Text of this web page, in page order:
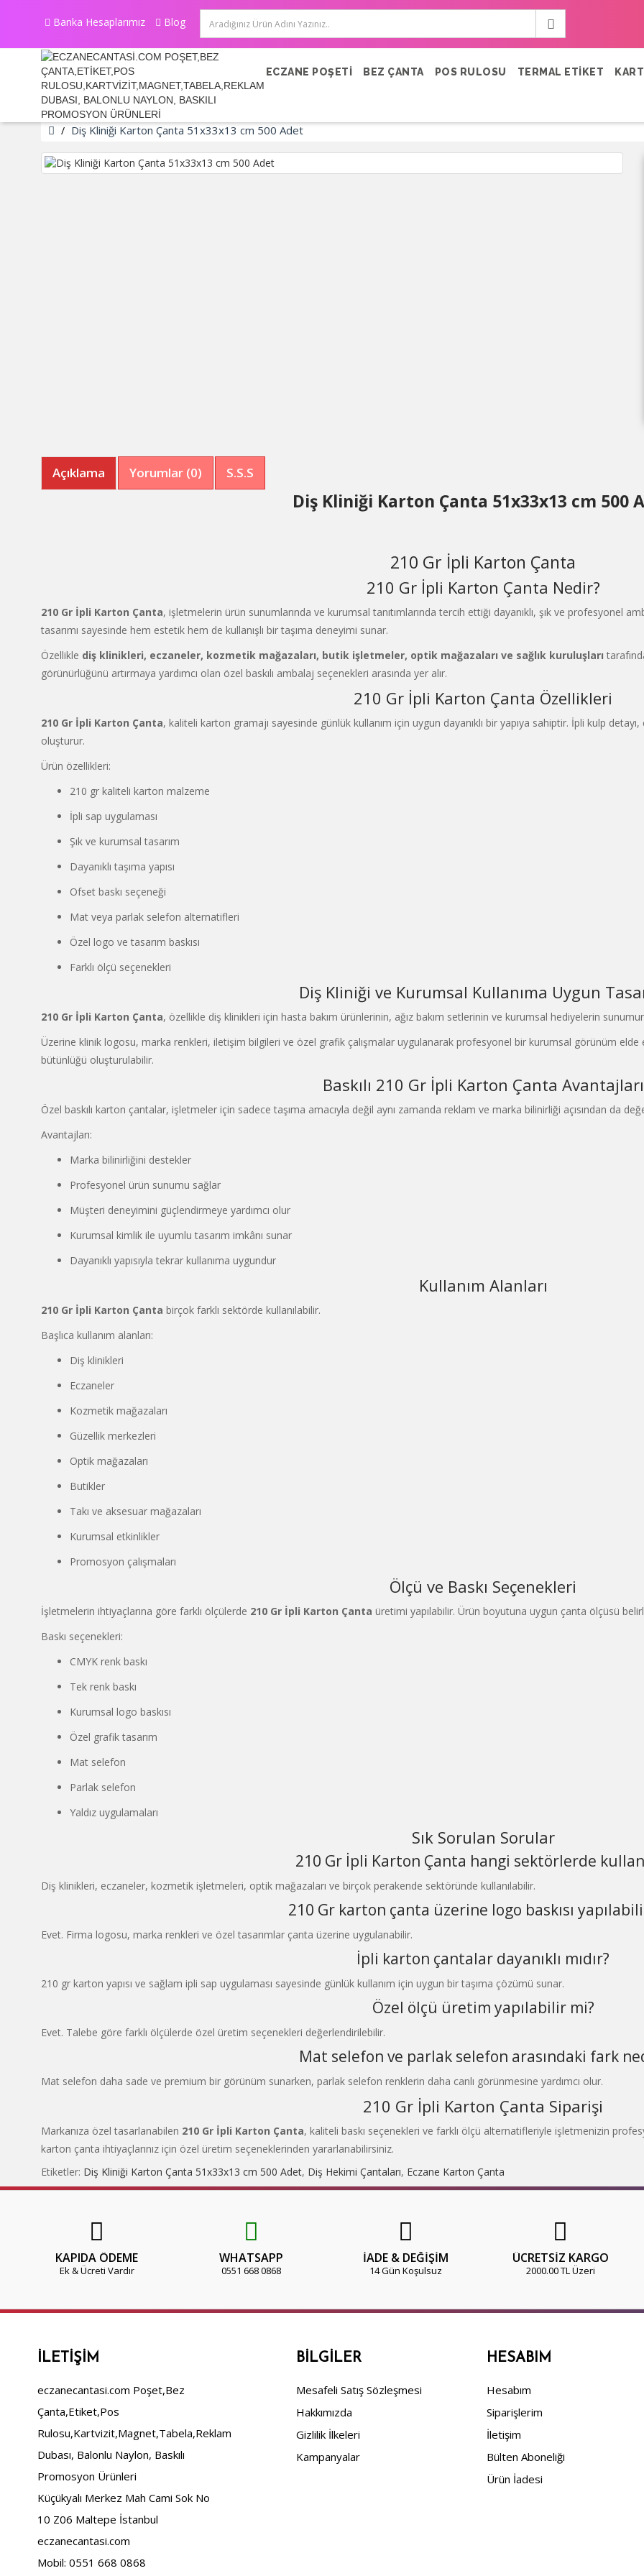
Banka Hesaplarımız Blog
ECZANE POŞETİ BEZ ÇANTA POS RULOSU TERMAL ETİKET
Diş Kliniği Karton Çanta 51x33x13 cm 500 Adet
Açıklama Yorumlar (0) S.S.S
Diş Kliniği Karton Çanta 51x33x13 cm 500
210 Gr İpli Karton Çanta
210 Gr İpli Karton Çanta Nedir?
210 Gr İpli Karton Çanta, işletmelerin ürün sunumlarında ve kurumsal tanıtımlarında tercih ettiği dayanıklı, şık ve profesyonel
tasarımı sayesinde hem estetik hem de kullanışlı bir taşıma deneyimi sunar.
Özellikle diş klinikleri, eczaneler, kozmetik mağazaları, butik işletmeler, optik mağazaları ve sağlık kuruluşları
görünürlüğünü artırmaya yardımcı olan özel baskılı ambalaj seçenekleri arasında yer alır.
210 Gr İpli Karton Çanta Özellikleri
210 Gr İpli Karton Çanta, kaliteli karton gramajı sayesinde günlük kullanım için uygun dayanıklı bir yapıya sahiptir. İpli kulp
oluşturur.
Ürün özellikleri:
210 gr kaliteli karton malzeme
İpli sap uygulaması
Şık ve kurumsal tasarım
Dayanıklı taşıma yapısı
Ofset baskı seçeneği
Mat veya parlak selefon alternatifleri
Özel logo ve tasarım baskısı
Farklı ölçü seçenekleri
Diş Kliniği ve Kurumsal Kullanıma Uygun
210 Gr İpli Karton Çanta, özellikle diş klinikleri için hasta bakım ürünlerinin, ağız bakım setlerinin ve kurumsal hediyelerin
Üzerine klinik logosu, marka renkleri, iletişim bilgileri ve özel grafik çalışmalar uygulanarak profesyonel bir kurumsal görünüm
bütünlüğü oluşturulabilir.
Baskılı 210 Gr İpli Karton Çanta Avantajları
Özel baskılı karton çantalar, işletmeler için sadece taşıma amacıyla değil aynı zamanda reklam ve marka bilinirliği açısından da
Avantajları:
Marka bilinirliğini destekler
Profesyonel ürün sunumu sağlar
Müşteri deneyimini güçlendirmeye yardımcı olur
Kurumsal kimlik ile uyumlu tasarım imkânı sunar
Dayanıklı yapısıyla tekrar kullanıma uygundur
Kullanım Alanları
210 Gr İpli Karton Çanta birçok farklı sektörde kullanılabilir.
Başlıca kullanım alanları:
Diş klinikleri
Eczaneler
Kozmetik mağazaları
Güzellik merkezleri
Optik mağazaları
Butikler
Takı ve aksesuar mağazaları
Kurumsal etkinlikler
Promosyon çalışmaları
Ölçü ve Baskı Seçenekleri
İşletmelerin ihtiyaçlarına göre farklı ölçülerde 210 Gr İpli Karton Çanta üretimi yapılabilir. Ürün boyutuna uygun çanta ölçüsü
Baskı seçenekleri:
CMYK renk baskı
Tek renk baskı
Kurumsal logo baskısı
Özel grafik tasarım
Mat selefon
Parlak selefon
Yaldız uygulamaları
Sık Sorulan Sorular
210 Gr İpli Karton Çanta hangi sektörlerde
Diş klinikleri, eczaneler, kozmetik işletmeleri, optik mağazaları ve birçok perakende sektöründe kullanılabilir.
210 Gr karton çanta üzerine logo baskısı
Evet. Firma logosu, marka renkleri ve özel tasarımlar çanta üzerine uygulanabilir.
İpli karton çantalar dayanıklı mıdır?
210 gr karton yapısı ve sağlam ipli sap uygulaması sayesinde günlük kullanım için uygun bir taşıma çözümü sunar.
Özel ölçü üretim yapılabilir mi?
Evet. Talebe göre farklı ölçülerde özel üretim seçenekleri değerlendirilebilir.
Mat selefon ve parlak selefon arasındaki fark
Mat selefon daha sade ve premium bir görünüm sunarken, parlak selefon renklerin daha canlı görünmesine yardımcı olur.
210 Gr İpli Karton Çanta Siparişi
Markanıza özel tasarlanabilen 210 Gr İpli Karton Çanta, kaliteli baskı seçenekleri ve farklı ölçü alternatifleriyle işletmenizin
karton çanta ihtiyaçlarınız için özel üretim seçeneklerinden yararlanabilirsiniz.
Etiketler: Diş Kliniği Karton Çanta 51x33x13 cm 500 Adet, Diş Hekimi Çantaları, Eczane Karton Çanta
KAPIDA ÖDEME
Ek & Ücreti Vardır
WHATSAPP
0551 668 0868
İADE & DEĞİŞİM
14 Gün Koşulsuz
ÜCRETSİZ KARGO
2000.00 TL Üzeri
İLETIŞIM
eczanecantasi.com Poşet,Bez
Çanta,Etiket,Pos
Rulosu,Kartvizit,Magnet,Tabela,Reklam
Dubası, Balonlu Naylon, Baskılı
Promosyon Ürünleri
Küçükyalı Merkez Mah Cami Sok No
10 Z06 Maltepe İstanbul
eczanecantasi.com
Mobil: 0551 668 0868
BILGILER
Mesafeli Satış Sözleşmesi
Hakkımızda
Gizlilik İlkeleri
Kampanyalar
HESABIM
Hesabım
Siparişlerim
İletişim
Bülten Aboneliği
Ürün İadesi